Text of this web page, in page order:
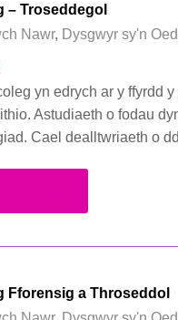
– Troseddegol
Nawr, Dysgwyr sy'n
yn edrych ar y ffyrdd
Astudiaeth o fodau
Cael dealltwriaeth o
Fforensig a Throseddol